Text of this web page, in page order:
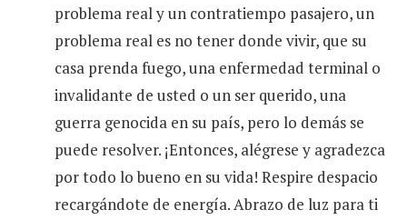
problema real y un contratiempo pasajero, un
problema real es no tener donde vivir, que su
casa prenda fuego, una enfermedad terminal o
invalidante de usted o un ser querido, una
guerra genocida en su país, pero lo demás se
puede resolver. ¡Entonces, alégrese y agradezca
por todo lo bueno en su vida! Respire despacio
recargándote de energía. Abrazo de luz para ti